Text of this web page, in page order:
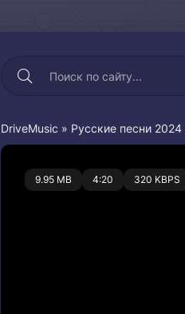
DriveMusic » Русские песни 2024
9.95 MB 4:20 320 KBPS
0 0